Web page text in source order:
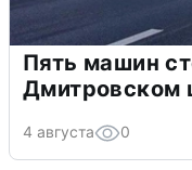
Пять машин
Дмитровском
4 августа 0